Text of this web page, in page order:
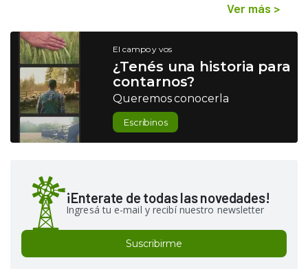
Ver más >
El campo y vos
¿Tenés una historia para
contarnos?
Queremos conocerla
Escribinos
¡Enterate de todas las novedades!
Ingresá tu e-mail y recibí nuestro newsletter
Suscribirme